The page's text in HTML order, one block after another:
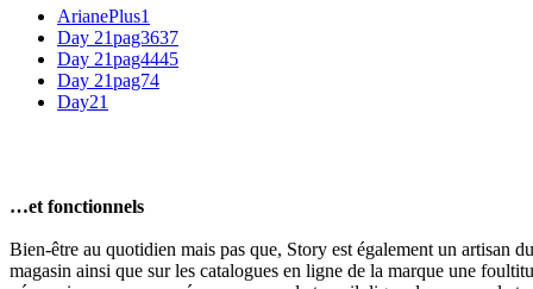
ArianePlus1
Day 21pag3637
Day 21pag4445
Day 21pag74
Day21
…et fonctionnels
Bien-être au quotidien mais pas que, Story est également un artisan
magasin ainsi que sur les catalogues en ligne de la marque une